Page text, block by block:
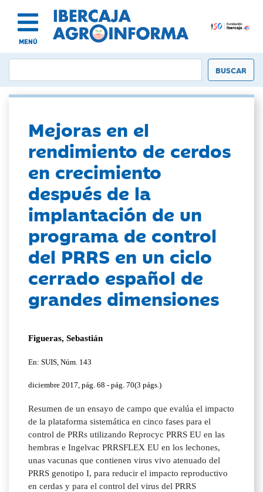
MENÚ
Mejoras en el
rendimiento de cerdos
en crecimiento
después de la
implantación de un
programa de control
del PRRS en un ciclo
cerrado español de
grandes dimensiones
Figueras, Sebastián
En: SUIS, Núm. 143
diciembre 2017, pág. 68 - pág. 70(3 págs.)
Resumen de un ensayo de campo que evalúa el impacto
de la plataforma sistemática en cinco fases para el
control de PRRs utilizando Reprocyc PRRS EU en las
hembras e Ingelvac PRRSFLEX EU en los lechones,
unas vacunas que contienen virus vivo atenuado del
PRRS genotipo I, para reducir el impacto reproductivo
en cerdas y para el control del virus del PRRS